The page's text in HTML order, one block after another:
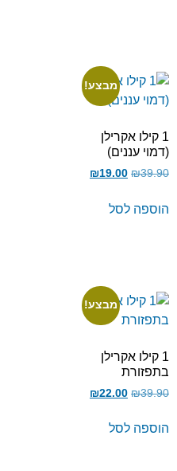
מבצע!
1 קילו אקרילן
(דמוי עננים)
₪39.90
₪19.00
הוספה לסל
מבצע!
1 קילו אקרילן
בתפזורת
₪39.90
₪22.00
הוספה לסל